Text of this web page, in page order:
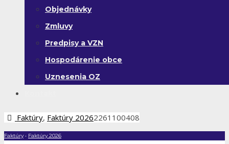
Objednávky
Zmluvy
Predpisy a VZN
Hospodárenie obce
Uznesenia OZ
Faktúry, Faktúry 20262261100408
Faktúry• Faktúry 2026